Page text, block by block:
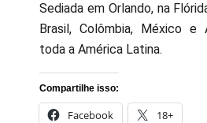
Sediada em Orlando, na
Brasil, Colômbia, México e
toda a América Latina.
Compartilhe isso:
Facebook 18+